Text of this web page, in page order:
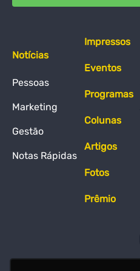
Notícias
Pessoas
Marketing
Gestão
Notas Rápidas
Impressos
Eventos
Programas
Colunas
Artigos
Fotos
Prêmio